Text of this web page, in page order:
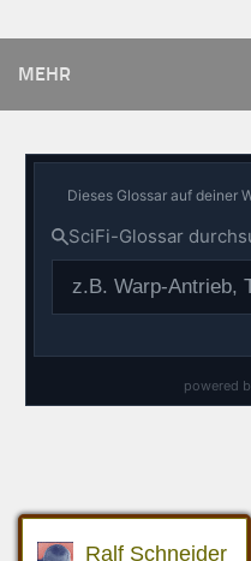
MEHR